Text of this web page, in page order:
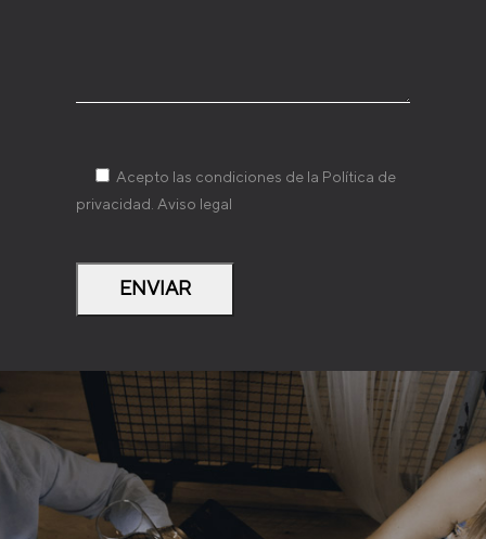
Acepto las condiciones de la Política de
privacidad Aviso legal
ENVIAR